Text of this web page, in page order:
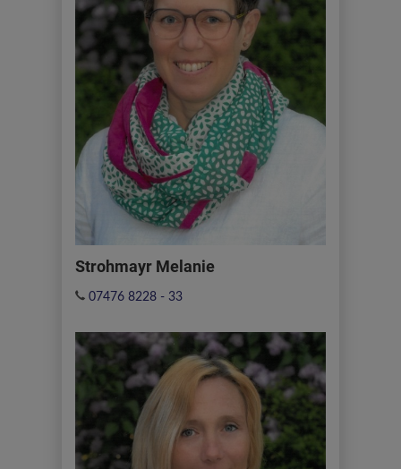
Strohmayr Melanie
07476 8228 - 33